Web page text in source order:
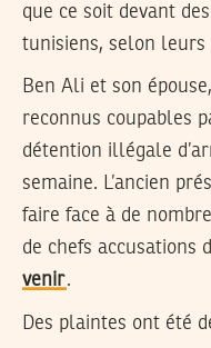
que ce soit devant
tunisiens, selon leurs
Ben Ali et son
reconnus coupables
détention illégale
semaine. L’ancien
faire face à de
de chefs accusations
venir.
Des plaintes ont été